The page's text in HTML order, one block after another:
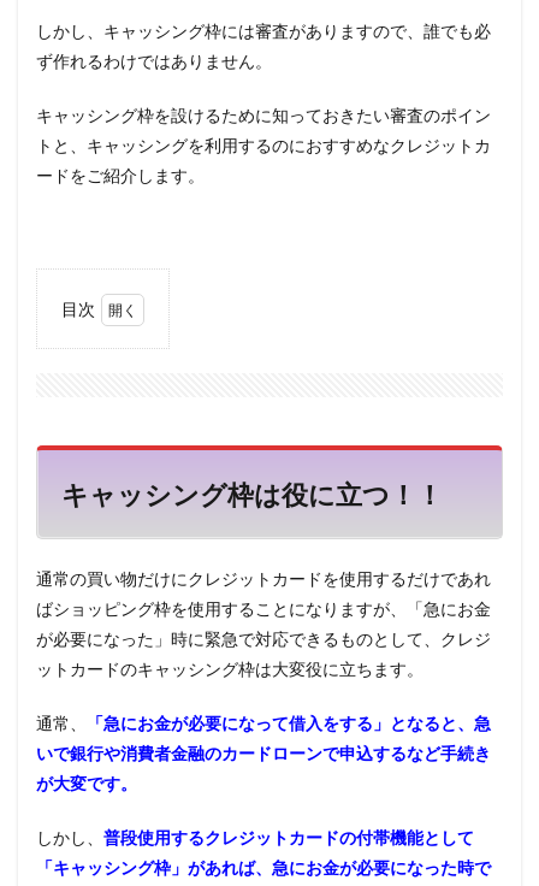
しかし、キャッシング枠には審査がありますので、誰でも必
ず作れるわけではありません。
キャッシング枠を設けるために知っておきたい審査のポイン
トと、キャッシングを利用するのにおすすめなクレジットカ
ードをご紹介します。
目次
つ！！
2
クレ
ード
の審
査
ショ
ング
枠の
年収
務先
キャッシング枠は役に立つ！！
通常の買い物だけにクレジットカードを使用するだけであれ
ばショッピング枠を使用することになりますが、「急にお金
が必要になった」時に緊急で対応できるものとして、クレジ
ットカードのキャッシング枠は大変役に立ちます。
通常、
「急にお金が必要になって借入をする」となると、急
いで銀行や消費者金融のカードローンで申込するなど手続き
が大変です。
しかし、 普段使用するクレジットカードの付帯機能として
「キャッシング枠」があれば、急にお金が必要になった時で